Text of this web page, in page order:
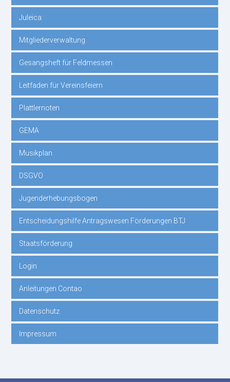
Juleica
Mitgliederverwaltung
Gesangsheft für Feldmessen
Leitfaden für Vereinsfeiern
Plattlernoten
GEMA
Musikplan
DSGVO
Jugenderhebungsbogen
Entscheidungshilfe Antragswesen Förderungen BTJ
Staatsförderung
Login
Anleitungen Contao
Datenschutz
Impressum